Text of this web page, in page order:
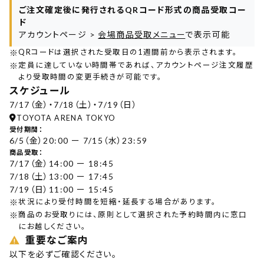
ご注文確定後に発行されるQRコード形式の商品受取コー
ド
アカウントページ > 会場商品受取メニューで表示可能
※QRコードは選択された受取日の1週間前から表示されます。
※定員に達していない時間帯であれば、アカウントページ注文履歴
より受取時間の変更手続きが可能です。
スケジュール
7/17（金）・7/18（土）・7/19（日）
TOYOTA ARENA TOKYO
受付期間：
6/5（金）20:00 ー 7/15（水）23:59
商品受取：
7/17（金）14:00 ー 18:45
7/18（土）13:00 ー 17:45
7/19（日）11:00 ー 15:45
※状況により受付時間を短縮・延長する場合があります。
※商品のお受取りには、原則として選択された予約時間内に窓口
にお越しください。
重要なご案内
以下を必ずご確認ください。